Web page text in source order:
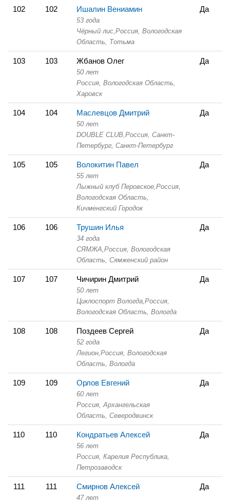
102 102 Ишалин Вениамин
53 года
Чёрный лис, Россия, Вологодская
Область,
Тотьма
Да
103 103 Жбанов Олег
50 лет
Россия, Вологодская Область,
Харовск
Да
104 104 Маслевцов Дмитрий
50 лет
DOUBLE CLUB, Россия, Санкт-
Петербург, Санкт-Петербург
Да
105 105 Волокитин Павел
55 лет
Лыжный клуб Перовское, Россия,
Вологодская Область,
Кичменгский Городок
Да
106 106 Трушин Илья
34 года
СЯМЖА, Россия, Вологодская
Область, Сямженский район
Да
107 107 Чичирин Дмитрий
50 лет
Циклоспорт Вологда, Россия,
Вологодская Область, Вологда
Да
108 108 Поздеев Сергей
52 года
Легион, Россия, Вологодская
Область, Вологда
Да
109 109 Орлов Евгений
60 лет
Россия, Архангельская
Область, Северодвинск
Да
110 110 Кондратьев Алексей
56 лет
Россия, Карелия Республика,
Петрозаводск
Да
111 111 Смирнов Алексей
47 лет
Да